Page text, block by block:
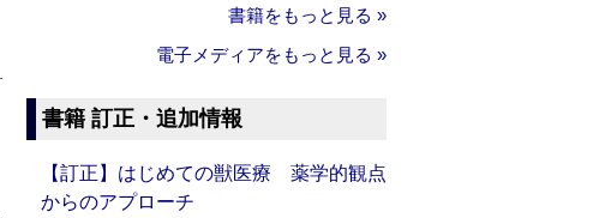
書籍をもっと見る »
電子メディアをもっと見る »
書籍 訂正・追加情報
【訂正】はじめての獣医療 薬学的観点
からのアプローチ